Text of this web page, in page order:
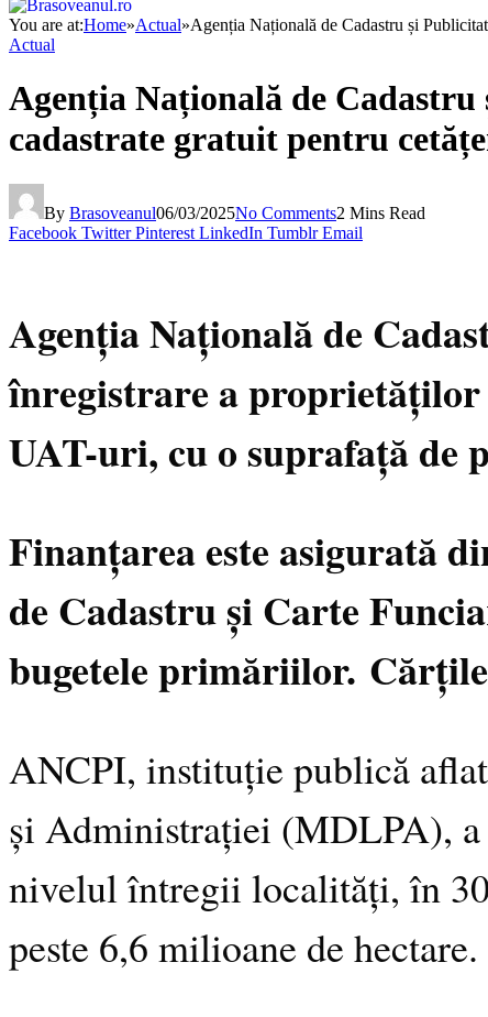
You are at:Home»Actual»Agenția Națională de Cadastru și
Actual
Agenția Națională de
cadastrate gratuit pentru
By Brasoveanul06/03/2025No Comments2 Mins Read
Facebook Twitter Pinterest LinkedIn Tumblr Email
Agenția Națională de
înregistrare a proprietăților
UAT-uri, cu o suprafață de
Finanțarea este asigurată
de Cadastru și Carte
bugetele primăriilor.
ANCPI, instituție publică
și Administrației (MDLPA),
nivelul întregii localități, în
peste 6,6 milioane de hectare.